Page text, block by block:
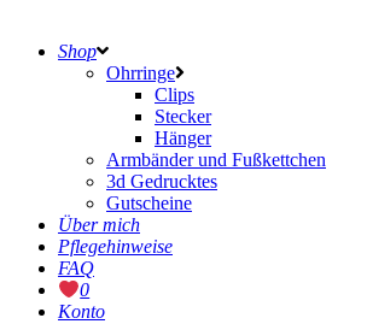
Shop
Ohrringe
Clips
Stecker
Hänger
Armbänder und Fußkettchen
3d Gedrucktes
Gutscheine
Über mich
Pflegehinweise
FAQ
0
Konto